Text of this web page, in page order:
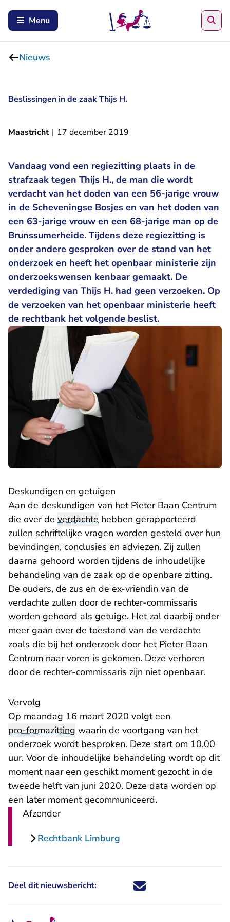
Menu
Nieuws
Beslissingen in de zaak Thijs H.
Maastricht | 17 december 2019
Vandaag vond een regiezitting plaats in de
strafzaak tegen Thijs H., de man die wordt
verdacht van het doden van een 56-jarige vrouw
in de Scheveningse Bosjes en van het doden van
een 63-jarige vrouw en een 68-jarige man op de
Brunssumerheide. Tijdens deze regiezitting is
onder andere gesproken over de stand van het
onderzoek en heeft het openbaar ministerie zijn
onderzoekswensen kenbaar gemaakt. De
verdediging van Thijs H. had geen verzoeken. Op
de verzoeken van het openbaar ministerie heeft
de rechtbank het volgende beslist.
Deskundigen en getuigen
Aan de deskundigen van het Pieter Baan Centrum
die over de verdachte hebben gerapporteerd
zullen schriftelijke vragen worden gesteld over hun
bevindingen, conclusies en adviezen. Zij zullen
daarna gehoord worden tijdens de inhoudelijke
behandeling van de zaak op de openbare zitting.
De ouders, de zus en de ex-vriendin van de
verdachte zullen door de rechter-commissaris
worden gehoord als getuige. Het zal daarbij onder
meer gaan over de toestand van de verdachte
zoals die bij het onderzoek door het Pieter Baan
Centrum naar voren is gekomen. Deze verhoren
door de rechter-commissaris zijn niet openbaar.
Vervolg
Op maandag 16 maart 2020 volgt een
pro-formazitting waarin de voortgang van het
onderzoek wordt besproken. Deze start om 10.00
uur. Voor de inhoudelijke behandeling wordt op dit
moment naar een geschikt moment gezocht in de
tweede helft van juni 2020. Deze data worden op
een later moment gecommuniceerd.
Afzender
Rechtbank Limburg
Deel dit nieuwsbericht: Deel dit nieuwsbericht via X -
Deel dit nieuwsbericht via
Deel dit nieuwsbericht
Deel dit